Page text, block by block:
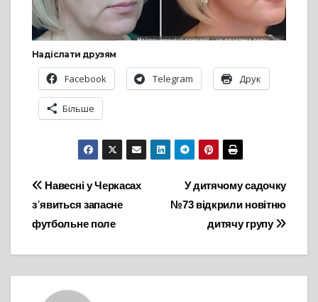
Надіслати друзям
Facebook Telegram Друк
Більше
Навігація
записів
У дитячому садочку
№73 відкрили новітню
дитячу групу
Навесні у Черкасах
з᾽явиться запасне
футбольне поле